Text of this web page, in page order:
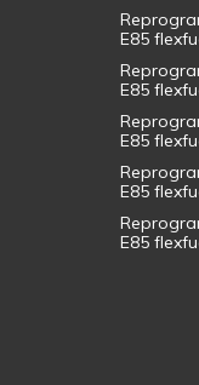
E85
E85
E85
E85
E85